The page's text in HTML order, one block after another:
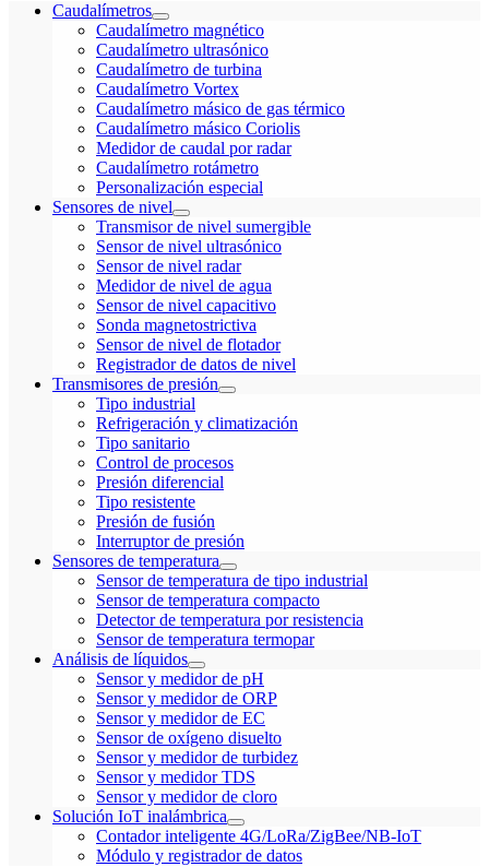
Caudalímetros
Caudalímetro magnético
Caudalímetro ultrasónico
Caudalímetro de turbina
Caudalímetro Vortex
Caudalímetro másico de gas térmico
Caudalímetro másico Coriolis
Medidor de caudal por radar
Caudalímetro rotámetro
Personalización especial
Sensores de nivel
Transmisor de nivel sumergible
Sensor de nivel ultrasónico
Sensor de nivel radar
Medidor de nivel de agua
Sensor de nivel capacitivo
Sonda magnetostrictiva
Sensor de nivel de flotador
Registrador de datos de nivel
Transmisores de presión
Tipo industrial
Refrigeración y climatización
Tipo sanitario
Control de procesos
Presión diferencial
Tipo resistente
Presión de fusión
Interruptor de presión
Sensores de temperatura
Sensor de temperatura de tipo industrial
Sensor de temperatura compacto
Detector de temperatura por resistencia
Sensor de temperatura termopar
Análisis de líquidos
Sensor y medidor de pH
Sensor y medidor de ORP
Sensor y medidor de EC
Sensor de oxígeno disuelto
Sensor y medidor de turbidez
Sensor y medidor TDS
Sensor y medidor de cloro
Solución IoT inalámbrica
Contador inteligente 4G/LoRa/ZigBee/NB-IoT
Módulo y registrador de datos